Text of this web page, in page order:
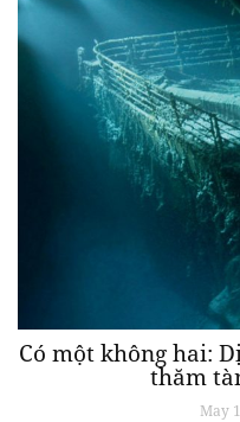
Có một không hai:
thăm
May